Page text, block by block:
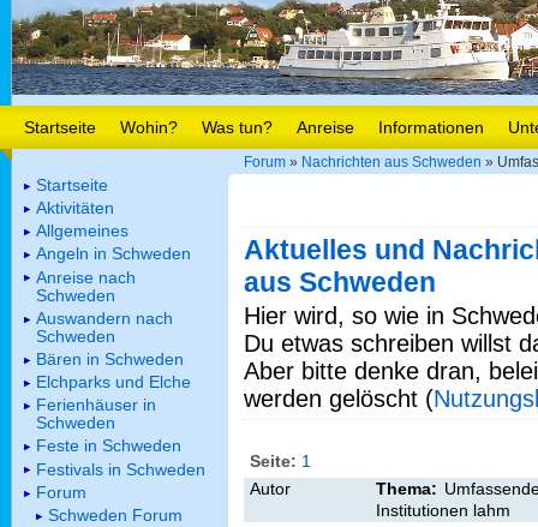
Startseite Wohin? Was tun? Anreise Informationen
Forum » Nachrichten aus Schweden »
Aktuelles und
aus Schweden
Hier wird, so wie in
Du etwas schreiben willst
Aber bitte denke dran,
werden gelöscht (
Seite: 1
Autor
Thema:
Institutionen lahm
Startseite
Aktivitäten
Allgemeines
Angeln in Schweden
Anreise nach
Schweden
Auswandern nach
Schweden
Bären in Schweden
Elchparks und Elche
Ferienhäuser in
Schweden
Feste in Schweden
Festivals in Schweden
Forum
Schweden Forum